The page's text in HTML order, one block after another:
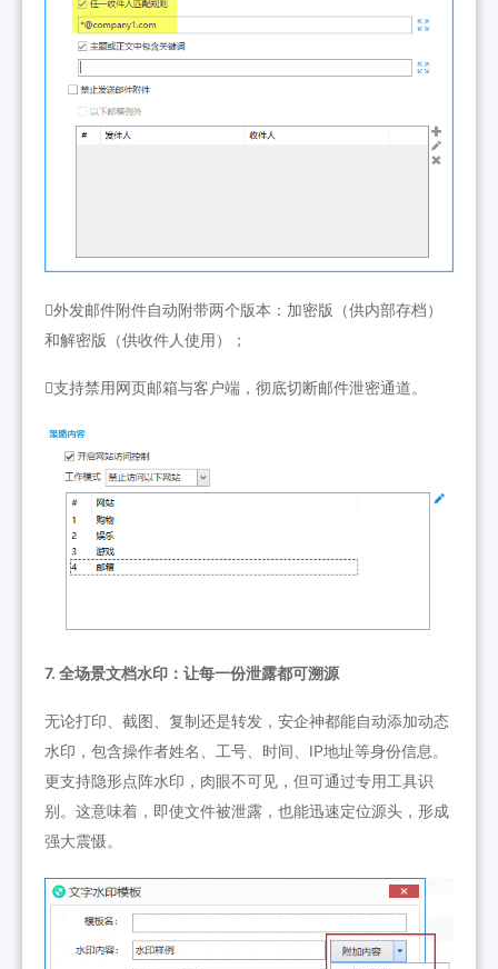
外发邮件附件自动附带两个版本：加密版（供内部存档）
和解密版（供收件人使用）；
支持禁用网页邮箱与客户端，彻底切断邮件泄密通道。
7. 全场景文档水印：让每一份泄露都可溯源
无论打印、截图、复制还是转发，安企神都能自动添加动态
水印，包含操作者姓名、工号、时间、IP地址等身份信息。
更支持隐形点阵水印，肉眼不可见，但可通过专用工具识
别。这意味着，即使文件被泄露，也能迅速定位源头，形成
强大震慑。